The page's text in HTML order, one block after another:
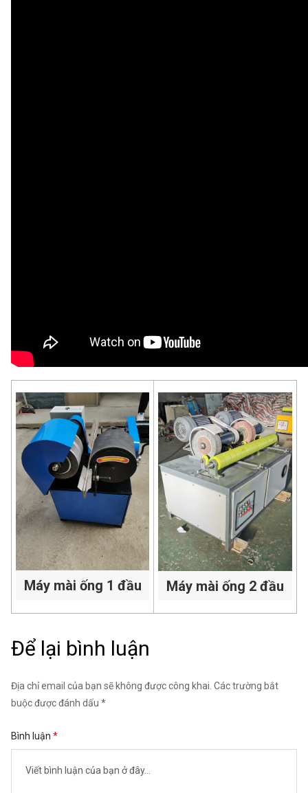
Máy mài ống 1 đầu Máy mài ống 2 đầu
Để lại bình luận
Địa chỉ email của bạn sẽ không được công khai. Các trường bắt
buộc được đánh dấu *
Bình luận